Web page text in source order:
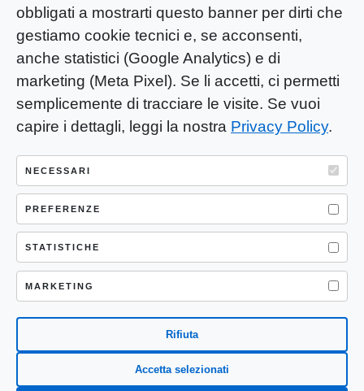
obbligati a mostrarti questo banner per dirti che
gestiamo cookie tecnici e, se acconsenti,
anche statistici (Google Analytics) e di
marketing (Meta Pixel). Se li accetti, ci permetti
semplicemente di tracciare le visite. Se vuoi
capire i dettagli, leggi la nostra Privacy Policy.
NECESSARI
PREFERENZE
STATISTICHE
MARKETING
Rifiuta
Accetta selezionati
YOU-ng Slow Journalism è una testata
giornalistica di proprietà di Mastino S.R.L.
Registrazione presso Trib. Santa Maria
Capua Vetere (CE) n° 900 del 31/01/2025 |
ISSN 3103-4683
P.IVA: 04755530617
Sede Legale: CASERTA – VIA LORENZO MARIA
NERONI 11 CAP 81100